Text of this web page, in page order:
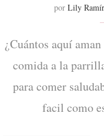
porLily
¿Cuántos aquí
comida a la
para comer
facil como